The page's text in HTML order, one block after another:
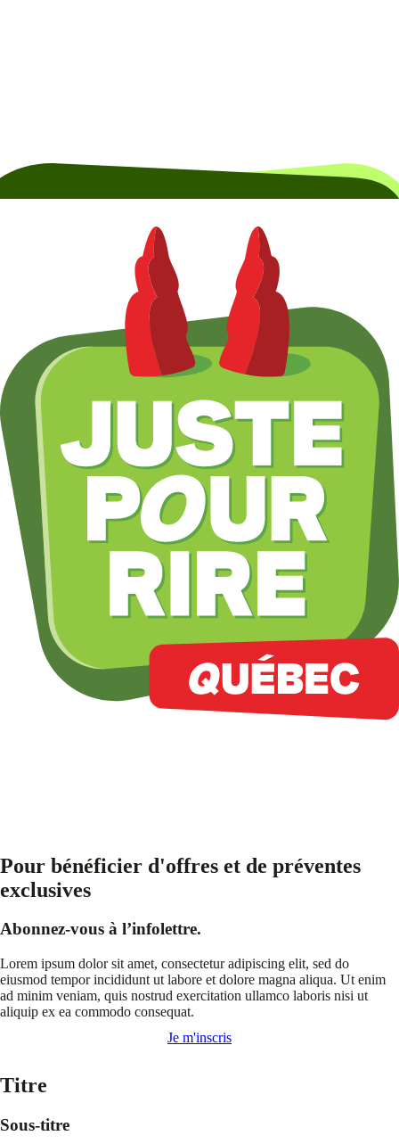
Pour bénéficier d'offres et de préventes
exclusives
Abonnez-vous à l’infolettre.
Lorem ipsum dolor sit amet, consectetur adipiscing elit, sed do
eiusmod tempor incididunt ut labore et dolore magna aliqua. Ut enim
ad minim veniam, quis nostrud exercitation ullamco laboris nisi ut
aliquip ex ea commodo consequat.
Je m'inscris
Titre
Sous-titre